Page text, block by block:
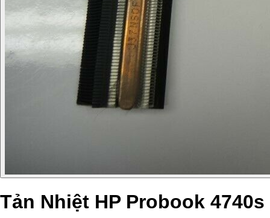
Tản Nhiệt HP Probook 4740s